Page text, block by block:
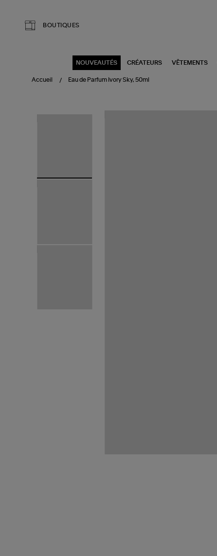
BOUTIQUES
NOUVEAUTÉS CRÉATEURS VÊTEMENTS
Accueil Eau de Parfum Ivory Sky, 50ml